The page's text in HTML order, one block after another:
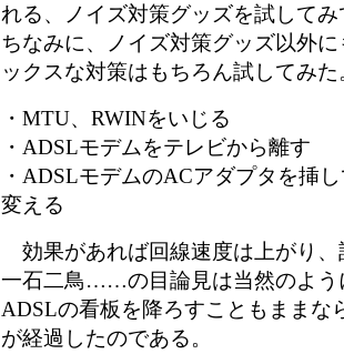
れる、ノイズ対策グッズを試して
ちなみに、ノイズ対策グッズ以外
ックスな対策はもちろん試してみた
・MTU、RWINをいじる
・ADSLモデムをテレビから離す
・ADSLモデムのACアダプタを挿
変える
効果があれば回線速度は上がり、
一石二鳥……の目論見は当然のよう
ADSLの看板を降ろすこともままな
が経過したのである。